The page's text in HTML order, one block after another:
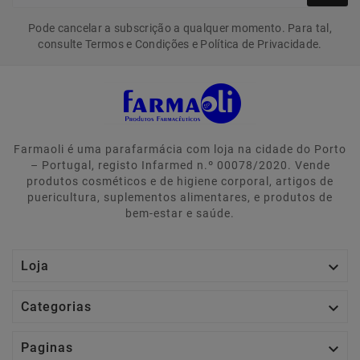
Pode cancelar a subscrição a qualquer momento. Para tal,
consulte Termos e Condições e Política de Privacidade.
Farmaoli é uma parafarmácia com loja na cidade do Porto
– Portugal, registo Infarmed n.º 00078/2020. Vende
produtos cosméticos e de higiene corporal, artigos de
puericultura, suplementos alimentares, e produtos de
bem-estar e saúde.
Loja 
Categorias 
Paginas 